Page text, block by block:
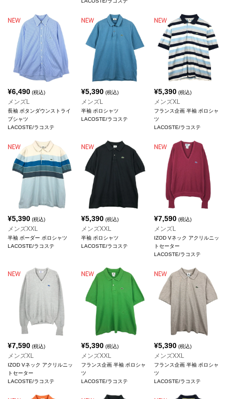
¥6,490 (税込)
メンズL
長袖 ボタンダウンストライ
プシャツ
LACOSTE/ラコステ
¥5,390(税込)
メンズL
半袖 ポロシャツ
LACOSTE/ラコステ
¥5,390 (税込)
メンズXL
フランス企画 半袖 ポロシャ
ツ
LACOSTE/ラコステ
¥5,390 (税込)
メンズXXL
半袖 ボーダー ポロシャツ
LACOSTE/ラコステ
¥5,390(税込)
メンズXXL
半袖 ポロシャツ
LACOSTE/ラコステ
¥7,590 (税込)
メンズL
IZOD Vネック アクリルニッ
トセーター
LACOSTE/ラコステ
¥7,590 (税込)
メンズXL
IZOD Vネック アクリルニッ
トセーター
LACOSTE/ラコステ
¥5,390(税込)
メンズXXL
フランス企画 半袖 ポロシャ
ツ
LACOSTE/ラコステ
¥5,390 (税込)
メンズXXL
フランス企画 半袖 ポロシャ
ツ
LACOSTE/ラコステ